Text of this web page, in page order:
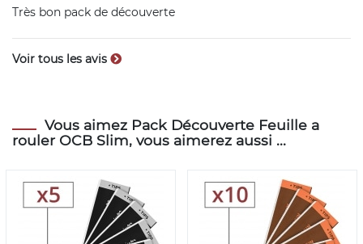
Très bon pack de découverte
Voir tous les avis
Vous aimez Pack Découverte Feuille a
rouler OCB Slim, vous aimerez aussi ...